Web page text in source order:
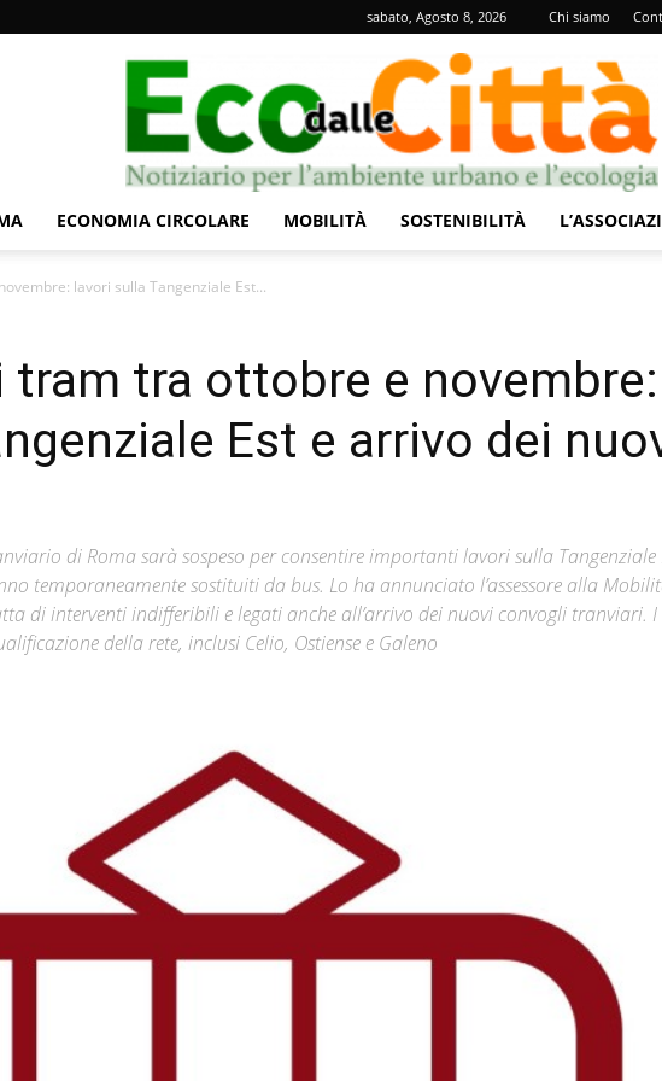
sabato, Agosto 8, 2026 Chi siamo
dalle
Città
ECONOMIA CIRCOLARE MOBILITÀ SOSTENIBILITÀ
lavori sulla Tangenziale Est...
tram tra ottobre e novembre:
Est e arrivo dei
di Roma sarà sospeso per consentire importanti lavori sulla Tangenziale
temporaneamente sostituiti da bus. Lo ha annunciato l’assessore alla
di interventi indifferibili e legati anche all’arrivo dei nuovi convogli tranviari.
della rete, inclusi Celio, Ostiense e Galeno